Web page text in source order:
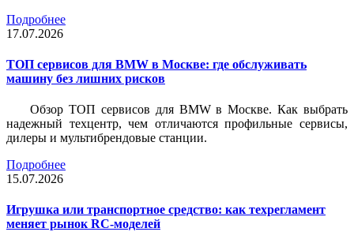
Подробнее
17.07.2026
ТОП сервисов для BMW в Москве: где обслуживать
машину без лишних рисков
Обзор ТОП сервисов для BMW в Москве. Как выбрать
надежный техцентр, чем отличаются профильные сервисы,
дилеры и мультибрендовые станции.
Подробнее
15.07.2026
Игрушка или транспортное средство: как техрегламент
меняет рынок RC-моделей